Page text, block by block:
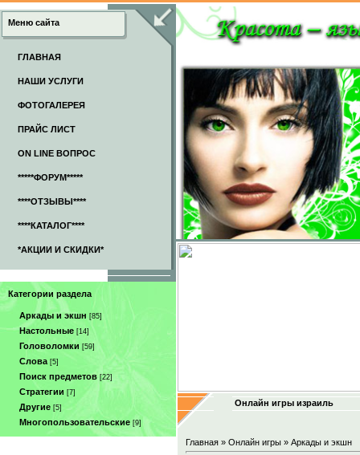
Меню сайта
ГЛАВНАЯ
НАШИ УСЛУГИ
ФОТОГАЛЕРЕЯ
ПРАЙС ЛИСТ
ON LINE ВОПРОС
*****ФОРУМ*****
****ОТЗЫВЫ****
****КАТАЛОГ****
*АКЦИИ И СКИДКИ*
Категории раздела
Аркады и экшн [85]
Настольные [14]
Головоломки [59]
Слова [5]
Поиск предметов [22]
Стратегии [7]
Другие [5]
Многопользовательские [9]
Онлайн игры израиль
Главная » Онлайн игры » Аркады и экшн